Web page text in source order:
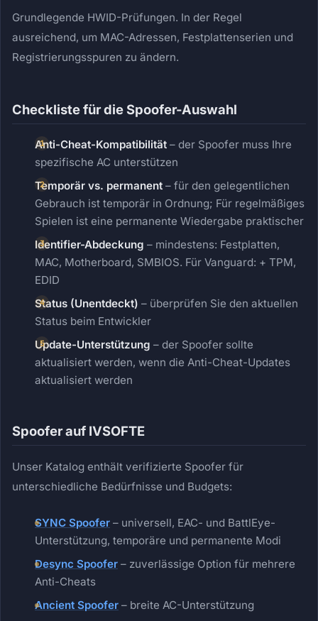
Grundlegende HWID-Prüfungen. In der Regel
ausreichend, um MAC-Adressen, Festplattenserien und
Registrierungsspuren zu ändern.
Checkliste für die Spoofer-Auswahl
Anti-Cheat-Kompatibilität – der Spoofer muss Ihre
spezifische AC unterstützen
Temporär vs. permanent – für den gelegentlichen
Gebrauch ist temporär in Ordnung; Für regelmäßiges
Spielen ist eine permanente Wiedergabe praktischer
Identifier-Abdeckung – mindestens: Festplatten,
MAC, Motherboard, SMBIOS. Für Vanguard: + TPM,
EDID
Status (Unentdeckt) – überprüfen Sie den aktuellen
Status beim Entwickler
Update-Unterstützung – der Spoofer sollte
aktualisiert werden, wenn die Anti-Cheat-Updates
aktualisiert werden
Spoofer auf IVSOFTE
Unser Katalog enthält verifizierte Spoofer für
unterschiedliche Bedürfnisse und Budgets:
SYNC Spoofer – universell, EAC- und BattlEye-
Unterstützung, temporäre und permanente Modi
Desync Spoofer – zuverlässige Option für mehrere
Anti-Cheats
Ancient Spoofer – breite AC-Unterstützung